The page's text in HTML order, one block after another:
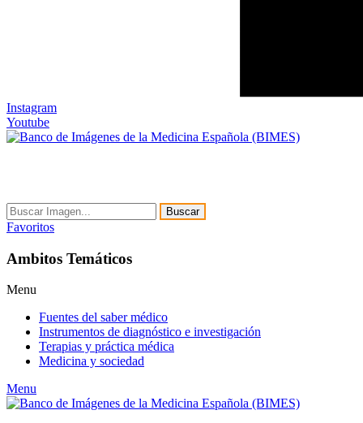
Instagram
Youtube
Buscar
Favoritos
Ambitos Temáticos
Menu
Fuentes del saber médico
Instrumentos de diagnóstico e investigación
Terapias y práctica médica
Medicina y sociedad
Menu